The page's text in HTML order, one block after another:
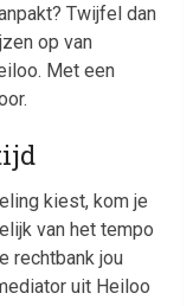
Twijfel dan
op van
Met een
kiest, kom je
van het tempo
rechtbank jou
uit Heiloo